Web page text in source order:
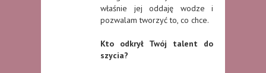
właśnie jej oddaję wodze i
pozwalam tworzyć to, co chce.
Kto odkrył Twój talent do
szycia?